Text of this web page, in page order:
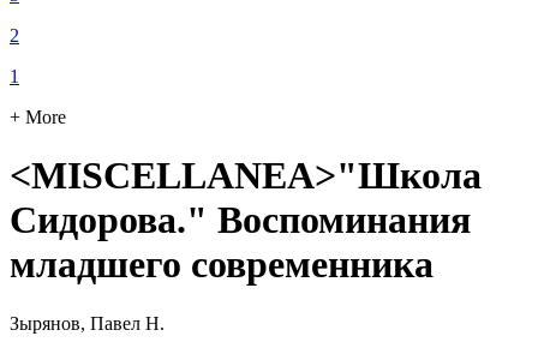
2
1
+ More
<MISCELLANEA>"Школа
Сидорова." Воспоминания
младшего современника
Зырянов, Павел Н.